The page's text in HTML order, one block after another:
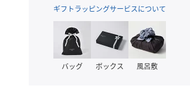
ギフトラッピングサービスについて
バッグ ボックス 風呂敷